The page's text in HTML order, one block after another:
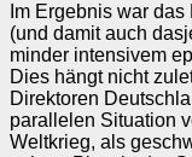
Im Ergebnis war
(und damit auch
minder intensivem
Dies hängt nicht
Direktoren
parallelen Situation
Weltkrieg, als